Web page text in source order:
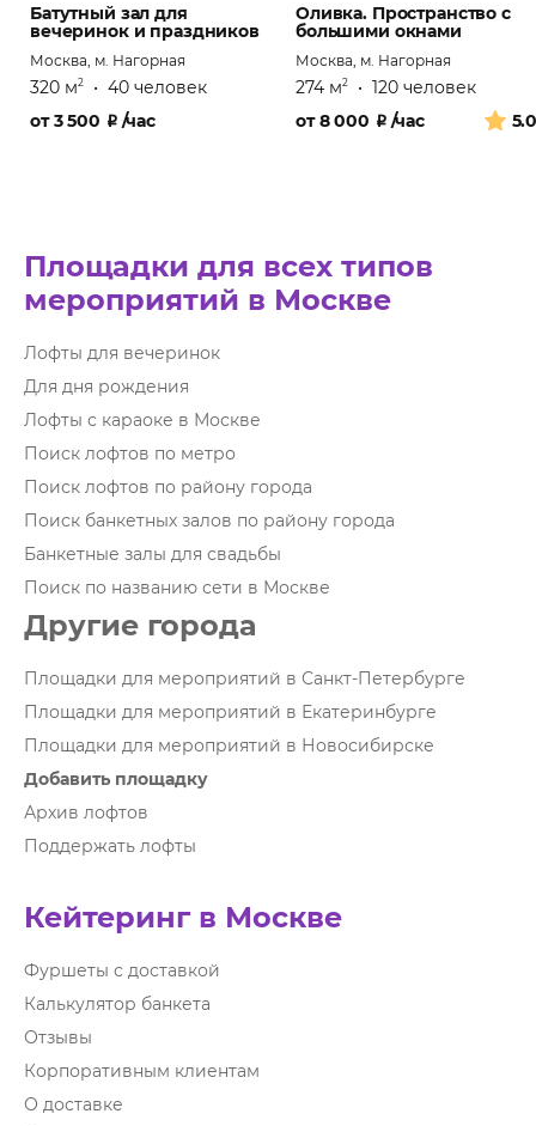
Батутный зал для
вечеринок и праздников
Москва, м. Нагорная
320 м2 • 40 человек
от3 500 ₽ /час
Оливка. Пространство с
большими окнами
Москва, м. Нагорная
274 м2 • 120 человек
от8 000 ₽ /час
Площадки для всех типов
мероприятий в Москве
Лофты для вечеринок
Для дня рождения
Лофты с караоке в Москве
Поиск лофтов по метро
Поиск лофтов по району города
Поиск банкетных залов по району города
Банкетные залы для свадьбы
Поиск по названию сети в Москве
Другие города
Площадки для мероприятий в Санкт-Петербурге
Площадки для мероприятий в Екатеринбурге
Площадки для мероприятий в Новосибирске
Добавить площадку
Архив лофтов
Поддержать лофты
Кейтеринг в Москве
Фуршеты с доставкой
Калькулятор банкета
Отзывы
Корпоративным клиентам
О доставке